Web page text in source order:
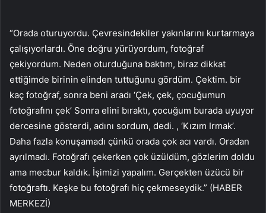
“Orada oturuyordu. Çevresindekiler yakınlarını kurtarmaya
çalışıyorlardı. Öne doğru yürüyordum, fotoğraf
çekiyordum. Neden oturduğuna baktım, biraz dikkat
ettiğimde birinin elinden tuttuğunu gördüm. Çektim. bir
kaç fotoğraf, sonra beni aradı ‘Çek, çek, çocuğumun
fotoğrafını çek’ Sonra elini bıraktı, çocuğum burada uyuyor
dercesine gösterdi, adını sordum, dedi. , ‘Kızım Irmak’.
Daha fazla konuşamadı çünkü orada çok acı vardı. Oradan
ayrılmadı. Fotoğrafı çekerken çok üzüldüm, gözlerim doldu
ama mecbur kaldık. İşimizi yapalım. Gerçekten üzücü bir
fotoğraftı. Keşke bu fotoğrafı hiç çekmeseydik.” (HABER
MERKEZİ)